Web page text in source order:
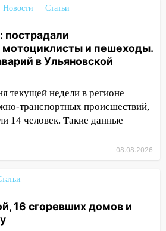
к
сотрудника органов
Федерации
приглашают
чебурашку»
область стала
проекта
ИВЛ
районе
ставят остановки
освещение
Новости
Статьи
пострадали
мотоциклисты и пешеходы.
в Ульяновской
текущей недели в регионе
транспортных происшествий,
14 человек. Такие данные
08.08.2026
16 сгоревших домов и